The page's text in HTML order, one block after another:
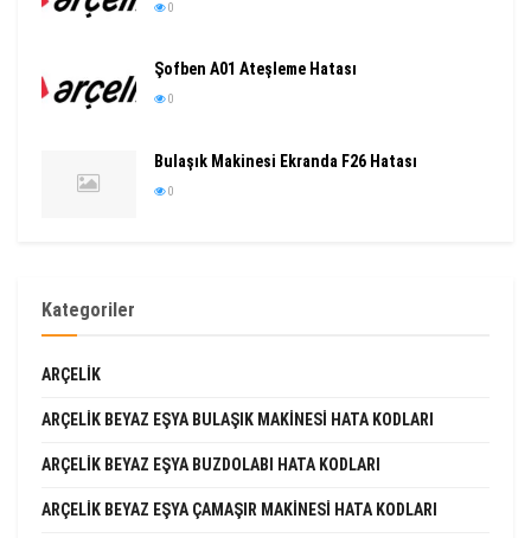
0
Şofben A01 Ateşleme Hatası
0
Bulaşık Makinesi Ekranda F26 Hatası
0
Kategoriler
ARÇELIK
ARÇELIK BEYAZ EŞYA BULAŞIK MAKINESI HATA KODLARI
ARÇELIK BEYAZ EŞYA BUZDOLABI HATA KODLARI
ARÇELIK BEYAZ EŞYA ÇAMAŞIR MAKINESI HATA KODLARI